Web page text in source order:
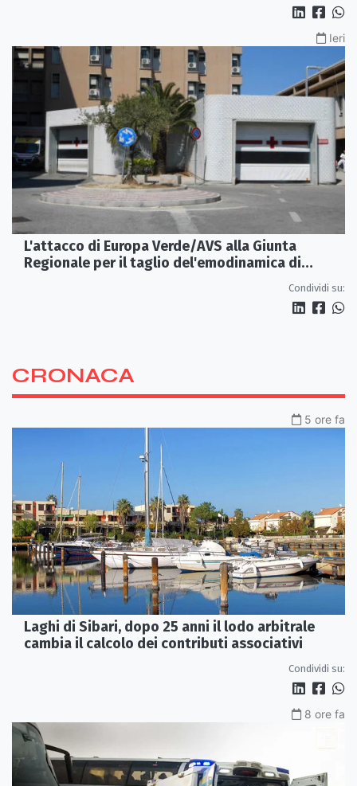
Ieri
L'attacco di Europa Verde/AVS alla Giunta
Regionale per il taglio del'emodinamica di
Condividi su:
CRONACA
5 ore fa
Laghi di Sibari, dopo 25 anni il lodo arbitrale
cambia il calcolo dei contributi associativi
Condividi su:
8 ore fa